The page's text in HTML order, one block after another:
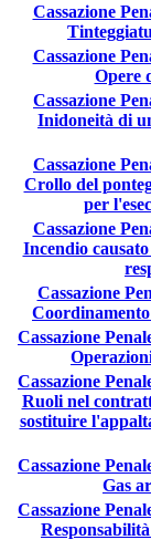
Cassazione
Cassazione
Opere
Cassazione
Inidoneità di
Cassazione
Crollo del
per
Cassazione
Incendio
Cassazione
Cassazione
Cassazione
Ruoli nel
sostituire
Cassazione
Gas
Cassazione